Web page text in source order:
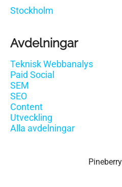
Stockholm
Avdelningar
Teknisk Webbanalys
Paid Social
SEM
SEO
Content
Utveckling
Alla avdelningar